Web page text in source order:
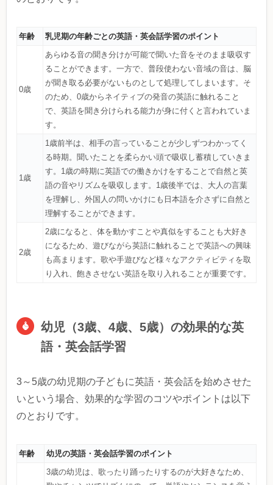
年齢 乳児期の年齢ごとの英語・英会話学習のポイント
0歳
あらゆる音の聞き分けが可能で聞いた音をそのまま吸収す
ることができます。一方で、普段使わない音域の音は、脳
が聞き取る必要がないものとして処理してしまいます。そ
のため、0歳からネイティブの発音の英語に触れること
で、英語を聞き分けられる能力が身に付くと言われていま
す。
1歳
1歳前半は、相手の言っていることが少しずつわかってく
る時期。聞いたことを柔らかい頭で吸収し蓄積していきま
す。1歳の時期に英語での働きかけをすることで自然と英
語の音やリズムを吸収します。1歳後半では、大人の言葉
を理解し、外国人の問いかけにも日本語を介さずに自然と
理解することができます。
2歳
2歳になると、体を動かすことや真似をすることも大好き
になるため、遊びながら英語に触れることで英語への興味
も高まります。歌や手遊びなど様々なアクティビティを取
り入れ、飽きさせない英語を取り入れることが重要です。
幼児（3歳、4歳、5歳）の効果的な英
語・英会話学習
3～5歳の幼児期の子どもに英語・英会話を始めさせた
いという場合、効果的な学習のコツやポイントは以下
のとおりです。
年齢 幼児の英語・英会話学習のポイント
3歳の幼児は、歌ったり踊ったりするのが大好きなため、